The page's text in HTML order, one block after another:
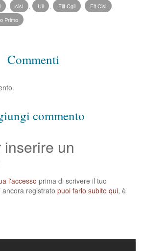
cisl Uil Filt Cgil Fit Cisl
Primo
Commenti
commento
un
l'accesso prima di scrivere il tuo
registrato puoi farlo subito qui, è